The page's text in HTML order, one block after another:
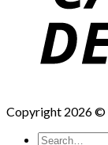
Copyright 2026 ©
Search